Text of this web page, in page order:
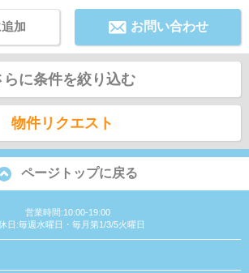
お問い合わせ
加
らに条件を絞り込む
物件リクエスト
ページトップに戻る
営業時間:10:00-19:00
日:毎週水曜日・毎月第1/3/5火曜日